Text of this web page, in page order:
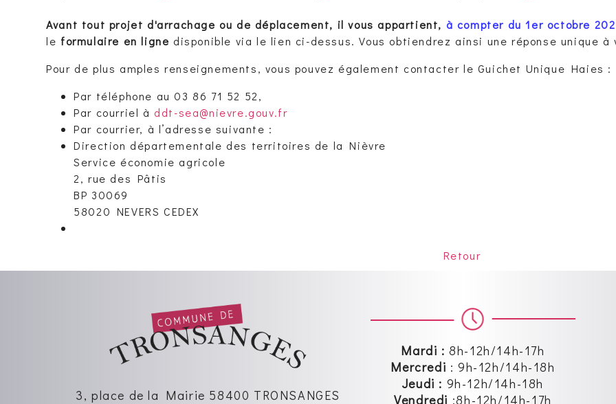
Avant tout projet d'arrachage ou de déplacement, il vous appartient, à compter du 1er octobre
le formulaire en ligne disponible via le lien ci-dessus. Vous obtiendrez ainsi une réponse unique
Pour de plus amples renseignements, vous pouvez également contacter le Guichet Unique Haies :
Par téléphone au 03 86 71 52 52,
Par courriel à ddt-sea@nievre.gouv.fr
Par courrier, à l’adresse suivante :
Direction départementale des territoires de la Nièvre
Service économie agricole
2, rue des Pâtis
BP 30069
58020 NEVERS CEDEX
Retour
3, place de la Mairie 58400 TRONSANGES
Mardi : 8h-12h/14h-17h
Mercredi :9h-12h/14h-18h
Jeudi : 9h-12h/14h-18h
Vendredi :8h-12h/14h-17h